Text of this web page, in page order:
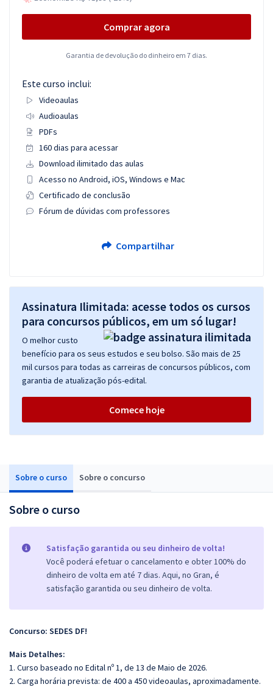
Sobre o curso Sobre o concurso
Sobre o curso
Satisfação garantida ou seu dinheiro de volta!
Você poderá efetuar o cancelamento e obter 100% do
dinheiro de volta em até 7 dias. Aqui, no Gran, é
satisfação garantida ou seu dinheiro de volta.
Concurso: SEDES DF!
Mais Detalhes:
1. Curso baseado no Edital nº 1, de 13 de Maio de 2026.
2. Carga horária prevista: de 400 a 450 videoaulas, aproximadamente.
Comprar agora
Garantia de devolução do dinheiro em 7 dias.
Este curso inclui:
Videoaulas
Audioaulas
PDFs
160 dias para acessar
Download ilimitado das aulas
Acesso no Android, iOS, Windows e Mac
Certificado de conclusão
Fórum de dúvidas com professores
Compartilhar
Assinatura Ilimitada: acesse todos os cursos
para concursos públicos, em um só lugar!
O melhor custo
benefício para os seus estudos e seu bolso. São mais de 25
mil cursos para todas as carreiras de concursos públicos, com
garantia de atualização pós-edital.
Comece hoje